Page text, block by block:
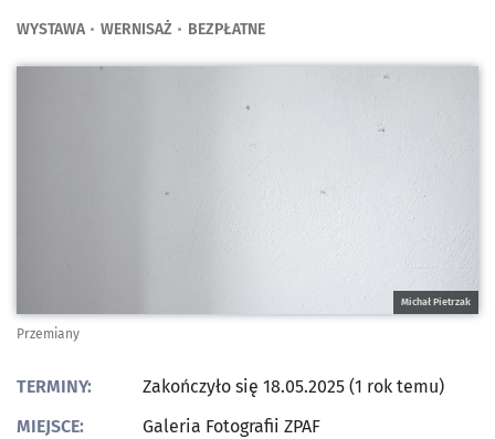
WYSTAWA WERNISAŻ BEZPŁATNE
Michał Pietrzak
Przemiany
TERMINY:
Zakończyło się 18.05.2025 (1 rok temu)
MIEJSCE:
Galeria Fotografii ZPAF